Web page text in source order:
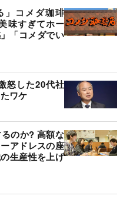
」コメダ珈琲
味すぎてホー
「コメダでい
怒した20代社
ワケ
のか? 高額な
アドレスの座
生産性を上げ